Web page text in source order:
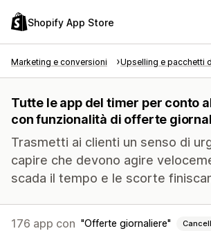
Shopify App Store
Marketing e conversioni Upselling e pacchetti
Tutte le app del timer per conto
con funzionalità di offerte
Trasmetti ai clienti un senso di
capire che devono agire
scada il tempo e le scorte
176 app con Offerte giornaliere